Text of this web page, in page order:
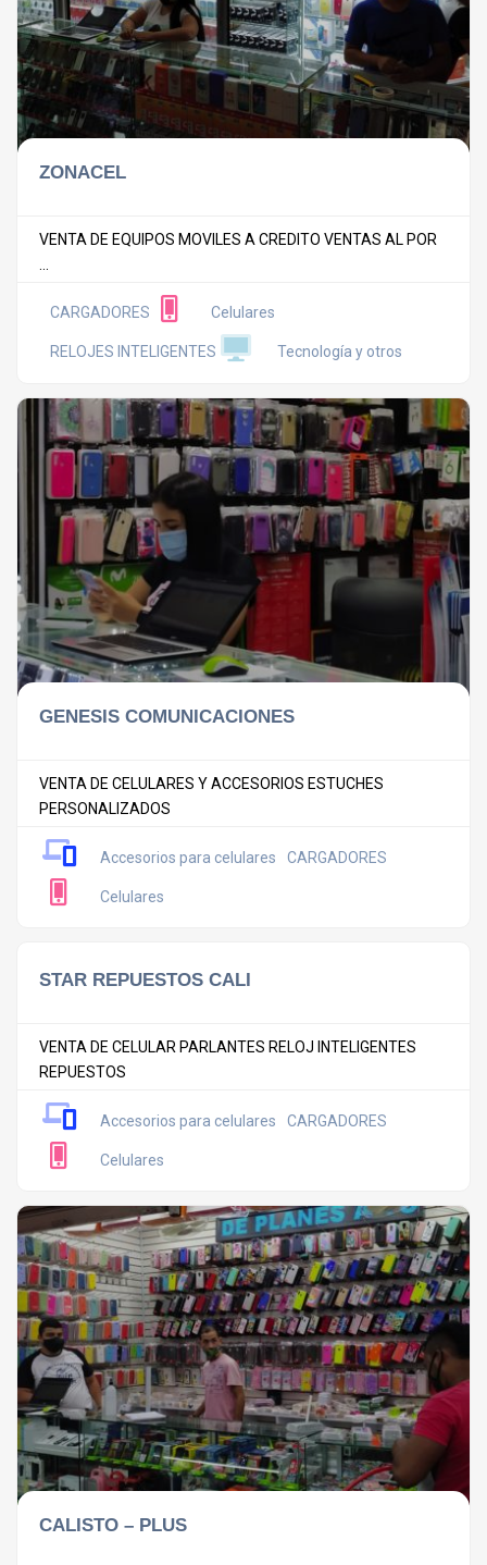
ZONACEL
VENTA DE EQUIPOS MOVILES A CREDITO VENTAS AL POR
CARGADORES Celulares
RELOJES INTELIGENTES Tecnología y otros
GENESIS COMUNICACIONES
VENTA DE CELULARES Y ACCESORIOS ESTUCHES
PERSONALIZADOS
Accesorios para celulares CARGADORES
Celulares
STAR REPUESTOS CALI
VENTA DE CELULAR PARLANTES RELOJ INTELIGENTES
REPUESTOS
Accesorios para celulares CARGADORES
Celulares
CALISTO – PLUS